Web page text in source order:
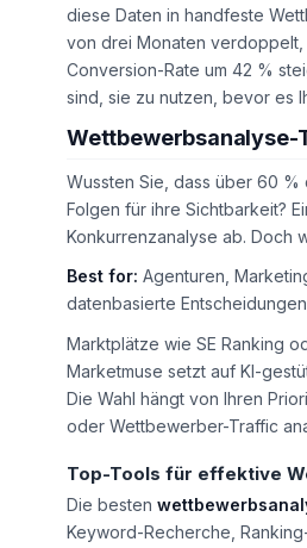
diese Daten in handfeste
von drei Monaten
Conversion-Rate um 42 %
sind, sie zu nutzen, bevor es
Wettbewerbsanalyse-
Wussten Sie, dass über 60 %
Folgen für ihre Sichtbarkeit?
Konkurrenzanalyse ab. Doch
Best for: Agenturen,
datenbasierte
Marktplätze wie SE Ranking
Marketmuse setzt auf KI-
Die Wahl hängt von Ihren
oder Wettbewerber-Traffic
Top-Tools für effektive
Die besten
Keyword-Recherche,